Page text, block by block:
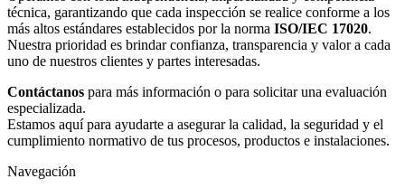
técnica, garantizando que cada inspección se realice conforme a los
más altos estándares establecidos por la norma ISO/IEC 17020.
Nuestra prioridad es brindar confianza, transparencia y valor a cada
uno de nuestros clientes y partes interesadas.
Contáctanos para más información o para solicitar una evaluación
especializada.
Estamos aquí para ayudarte a asegurar la calidad, la seguridad y el
cumplimiento normativo de tus procesos, productos e instalaciones.
Navegación